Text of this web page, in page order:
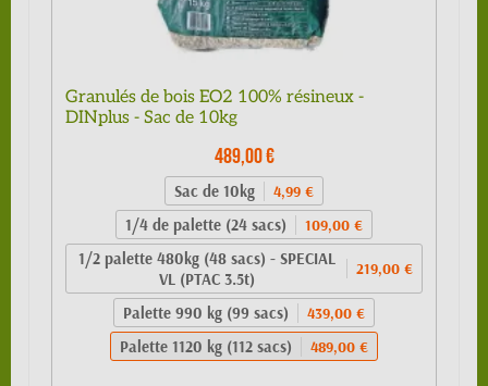
Granulés de bois EO2 100% résineux -
DINplus - Sac de 10kg
489,00 €
Sac de 10kg 4,99 €
1/4 de palette (24 sacs) 109,00 €
1/2 palette 480kg (48 sacs) - SPECIAL
VL (PTAC 3.5t)
219,00 €
Palette 990 kg (99 sacs) 439,00 €
Palette 1120 kg (112 sacs) 489,00 €